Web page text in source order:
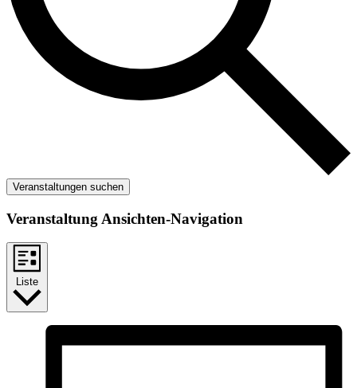
Veranstaltungen suchen
Veranstaltung Ansichten-Navigation
Liste